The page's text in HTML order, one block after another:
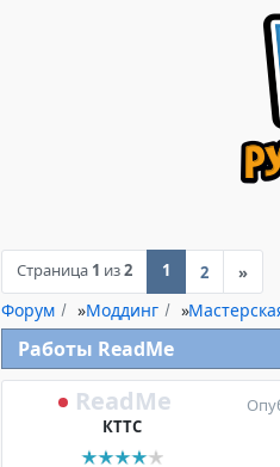
Страница 1 из2 1 2 »
Форум »Моддинг »
Работы ReadMe
ReadMe
КТТС